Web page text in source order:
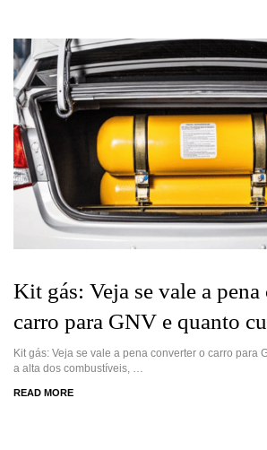
Kit gás: Veja se vale a
carro para GNV e quanto
Kit gás: Veja se vale a pena converter o carro para
a alta dos combustíveis, …
READ MORE